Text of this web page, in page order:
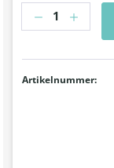
Anzahl
Artikelnummer: